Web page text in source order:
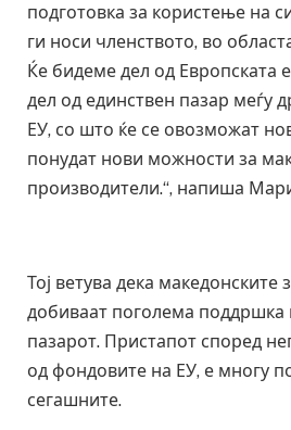
подготовка за користење на
ги носи членството, во
Ќе бидеме дел од Европската
дел од единствен пазар меѓу
ЕУ, со што ќе се овозможат
понудат нови можности за
производители.“, напиша
Тој ветува дека македонските
добиваат поголема поддршка
пазарот. Пристапот според
од фондовите на ЕУ, е многу
сегашните.